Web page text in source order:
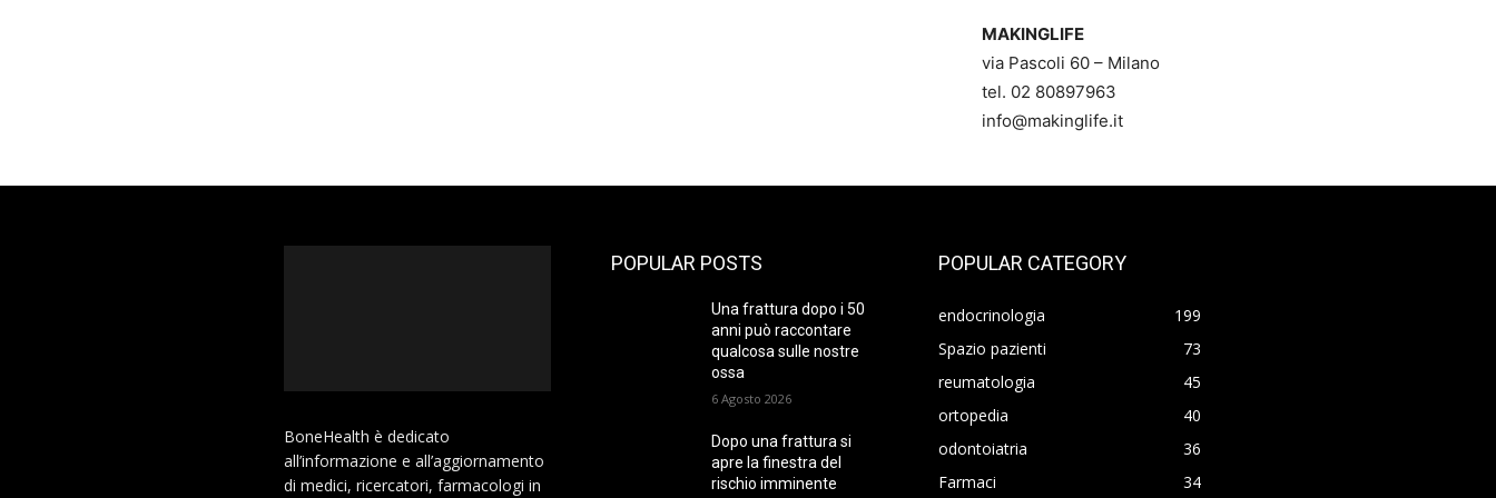
MAKINGLIFE
via Pascoli 60 – Milano
tel. 02 80897963
info@makinglife.it
BoneHealth è dedicato
all’informazione e all’aggiornamento
di medici, ricercatori, farmacologi in
POPULAR POSTS
Una frattura dopo i 50
anni può raccontare
qualcosa sulle nostre
ossa
6 Agosto 2026
Dopo una frattura si
apre la finestra del
rischio imminente
POPULAR CATEGORY
endocrinologia
199
Spazio pazienti
73
reumatologia
45
ortopedia
40
odontoiatria
36
Farmaci
34